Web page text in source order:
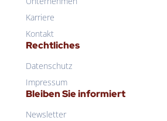
Karriere
Kontakt
Rechtliches
Datenschutz
Impressum
Bleiben Sie informiert
Newsletter